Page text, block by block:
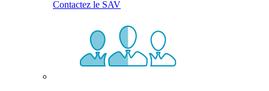
Contactez le SAV